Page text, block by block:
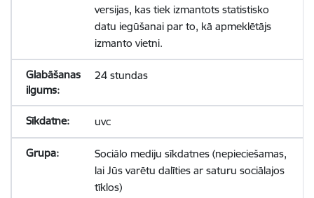
versijas, kas tiek izmantots statistisko
datu iegūšanai par to, kā apmeklētājs
izmanto vietni.
24 stundas
uvc
Sociālo mediju sīkdatnes (nepieciešamas,
lai Jūs varētu dalīties ar saturu sociālajos
tīklos)